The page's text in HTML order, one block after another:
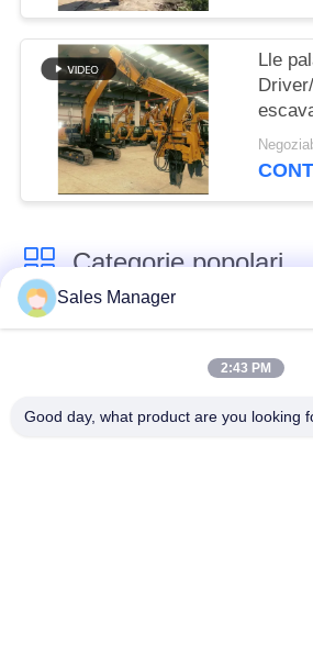
Lle
Categorie popolari
Martello elettrico
Sales Manager
2:43 PM
Good day, what product are you looking